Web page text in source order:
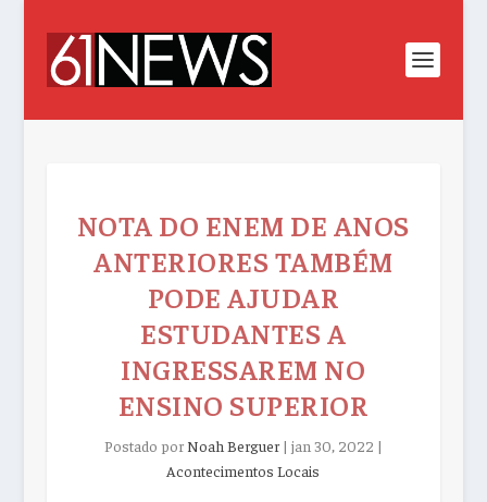
NOTA DO ENEM DE ANOS
ANTERIORES TAMBÉM
PODE AJUDAR
ESTUDANTES A
INGRESSAREM NO
ENSINO SUPERIOR
Postado por Noah Berguer| jan 30, 2022 |
Acontecimentos Locais